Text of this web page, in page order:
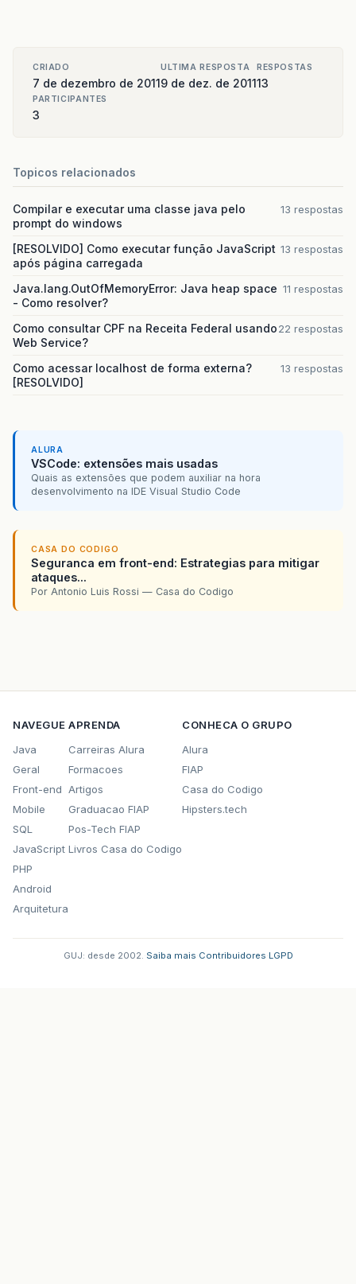
CRIADO
7 de dezembro de 2011
ULTIMA RESPOSTA
9 de dez. de 2011
RESPOSTAS
13
PARTICIPANTES
3
Topicos relacionados
Compilar e executar uma classe java pelo
prompt do windows
13 respostas
[RESOLVIDO] Como executar função JavaScript
após página carregada
13 respostas
Java.lang.OutOfMemoryError: Java heap space
- Como resolver?
11 respostas
Como consultar CPF na Receita Federal usando
Web Service?
22 respostas
Como acessar localhost de forma externa?
[RESOLVIDO]
13 respostas
ALURA
VSCode: extensões mais usadas
Quais as extensões que podem auxiliar na hora
desenvolvimento na IDE Visual Studio Code
CASA DO CODIGO
Seguranca em front-end: Estrategias para mitigar
ataques...
Por Antonio Luis Rossi — Casa do Codigo
NAVEGUE
Java
Geral
Front-end
Mobile
SQL
JavaScript
PHP
Android
Arquitetura
APRENDA
Carreiras Alura
Formacoes
Artigos
Graduacao FIAP
Pos-Tech FIAP
Livros Casa do Codigo
CONHECA O GRUPO
Alura
FIAP
Casa do Codigo
Hipsters.tech
GUJ: desde 2002. Saiba mais Contribuidores LGPD